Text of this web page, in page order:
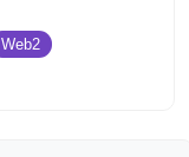
Web2